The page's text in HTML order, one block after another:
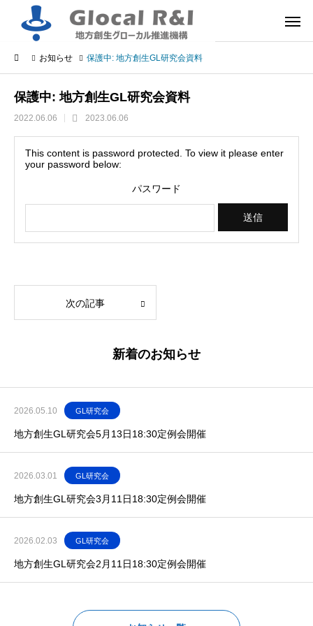
お知らせ 保護中: 地方創生GL研究会資料
保護中: 地方創生GL研究会資料
2022.06.06 2023.06.06
This content is password protected. To view it please enter
your password below:
パスワード
次の記事
新着のお知らせ
2026.05.10 GL研究会
地方創生GL研究会5月13日18:30定例会開催
2026.03.01 GL研究会
地方創生GL研究会3月11日18:30定例会開催
2026.02.03 GL研究会
地方創生GL研究会2月11日18:30定例会開催